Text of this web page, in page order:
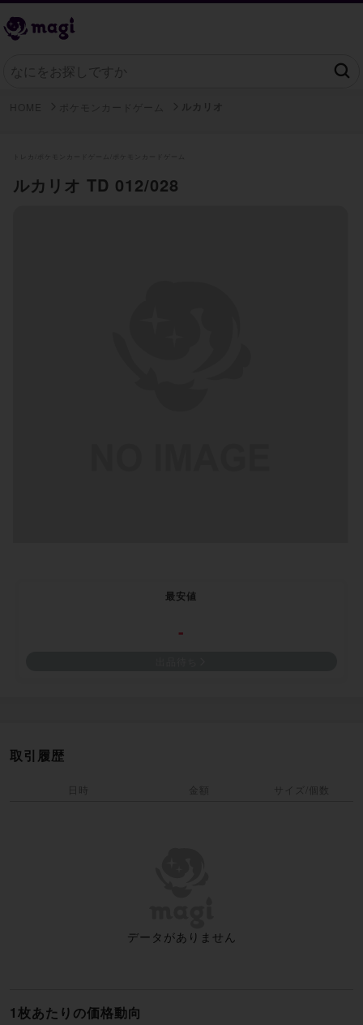
ルカリオ TD 012/028
最安値
-
1枚あたりの価格動向
取引履歴
日時 金額 サイズ/個数
データがありません